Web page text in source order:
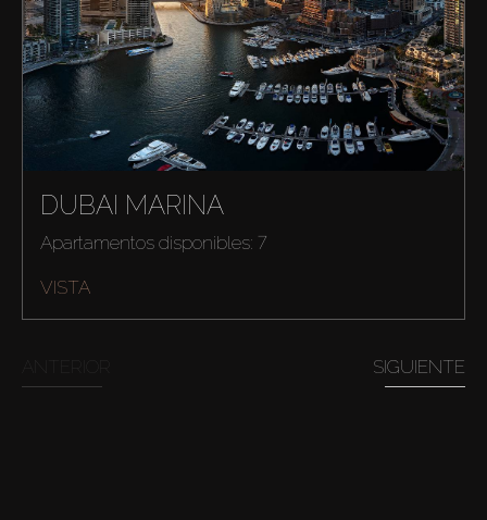
Alquilar
Venta
DUBAI MARINA
Apartamentos disponibles: 7
VISTA
SIGUIENTE